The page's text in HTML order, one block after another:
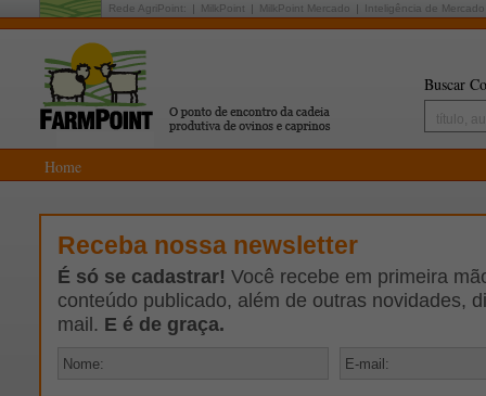
Rede AgriPoint: MilkPoint MilkPoint Mercado Inteligência de Mercado
Buscar
Home
Receba nossa newsletter
É só se cadastrar! Você recebe em primeira
conteúdo publicado, além de outras novidades,
mail. E é de graça.